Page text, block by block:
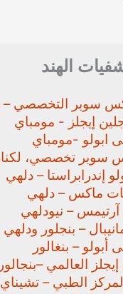
الهند
سوبر التخصصي –
إيجلز - مومباي
ابولو -مومباي
سوبر تخصصي،
إندرابراستا – دلهي
ماكس – دلهي
– نيودلهي
– بنجلور ودلهي
– بنغالور
العالمي –
الطبي – تشيناي